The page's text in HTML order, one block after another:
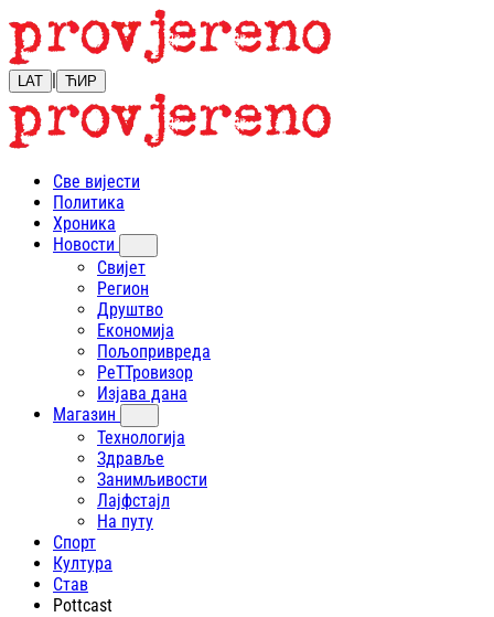
LAT | ЋИР
Све вијести
Политика
Хроника
Новости
Свијет
Регион
Друштво
Економија
Пољопривреда
РеТТровизор
Изјава дана
Магазин
Технологија
Здравље
Занимљивости
Лајфстajл
На путу
Спорт
Култура
Став
Pottcast